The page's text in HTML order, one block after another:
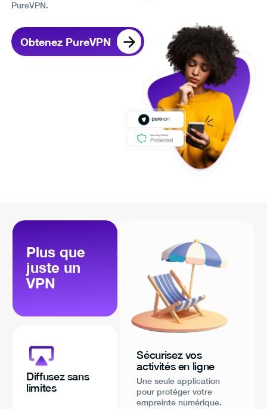
PureVPN.
Obtenez PureVPN
Plus que
juste un
VPN
Diffusez sans
limites
Sécurisez vos
activités en ligne
Une seule application
pour protéger votre
empreinte numérique.